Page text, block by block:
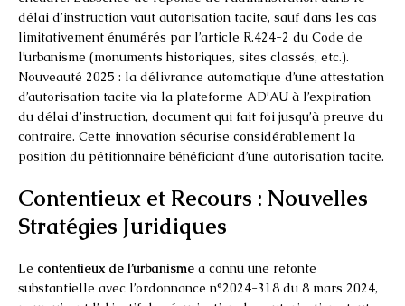
délai d’instruction vaut autorisation tacite, sauf dans les cas
limitativement énumérés par l’article R.424-2 du Code de
l’urbanisme (monuments historiques, sites classés, etc.).
Nouveauté 2025 : la délivrance automatique d’une attestation
d’autorisation tacite via la plateforme AD’AU à l’expiration
du délai d’instruction, document qui fait foi jusqu’à preuve du
contraire. Cette innovation sécurise considérablement la
position du pétitionnaire bénéficiant d’une autorisation tacite.
Contentieux et Recours : Nouvelles
Stratégies Juridiques
Le contentieux de l’urbanisme a connu une refonte
substantielle avec l’ordonnance n°2024-318 du 8 mars 2024,